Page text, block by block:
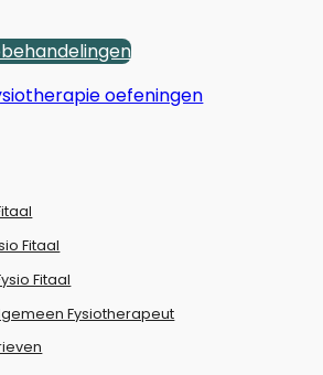
oefeningen
Fitaal
Fitaal
Fysiotherapeut